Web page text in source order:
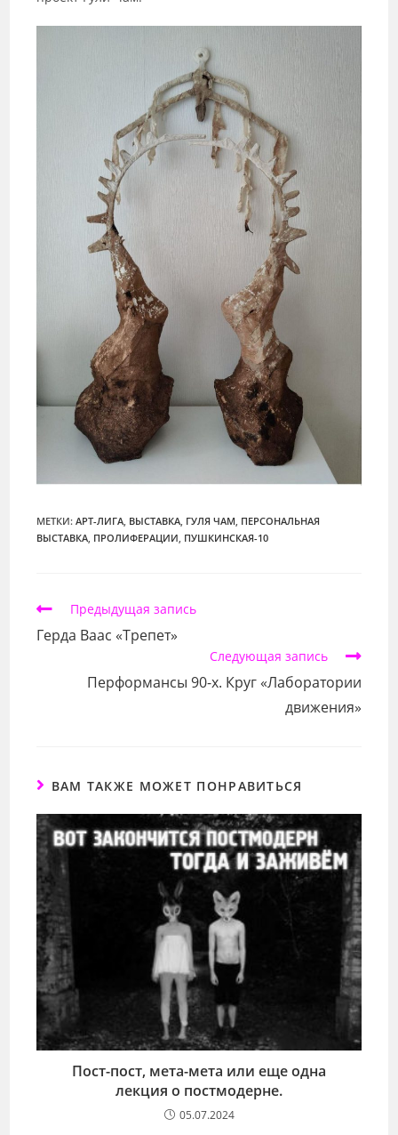
МЕТКИ:АРТ-ЛИГА, ВЫСТАВКА, ГУЛЯ ЧАМ, ПЕРСОНАЛЬНАЯ
ВЫСТАВКА, ПРОЛИФЕРАЦИИ, ПУШКИНСКАЯ-10
Еще
Предыдущая запись
Герда Ваас «Трепет»
Следующая запись
Перформансы 90-х. Круг «Лаборатории
движения»
ВАМ ТАКЖЕ МОЖЕТ ПОНРАВИТЬСЯ
Пост-пост, мета-мета или еще одна
лекция о постмодерне.
05.07.2024